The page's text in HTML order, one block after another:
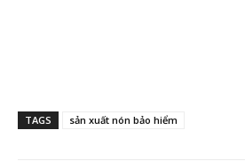
TAGS sản xuất nón bảo hiểm